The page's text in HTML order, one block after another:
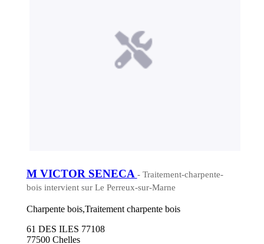
M VICTOR SENECA - Traitement-charpente-
bois intervient sur Le Perreux-sur-Marne
Charpente bois,Traitement charpente bois
61 DES ILES 77108
77500 Chelles